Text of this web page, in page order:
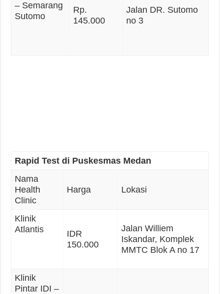
– Semarang
Sutomo
Rp.
145.000
Jalan DR. Sutomo
no 3
Rapid Test di Puskesmas Medan
Nama
Health
Clinic
Harga Lokasi
Klinik
Atlantis
IDR
150.000
Jalan Williem
Iskandar, Komplek
MMTC Blok A no 17
Klinik
Pintar IDI –